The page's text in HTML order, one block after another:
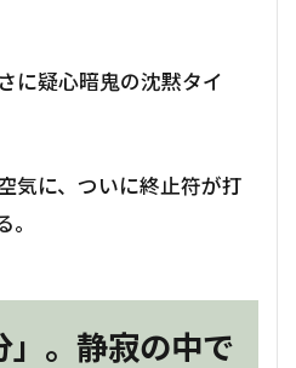
に疑心暗鬼の沈黙タイ
気に、ついに終止符が打
」。静寂の中で